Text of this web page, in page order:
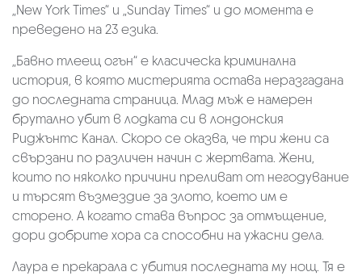
„New York Times“ и „Sunday Times“ и до момента е
преведено на 23 езика.
„Бавно тлеещ огън“ е класическа криминална
история, в която мистерията остава неразгадана
до последната страница. Млад мъж е намерен
брутално убит в лодката си в лондонския
Риджънтс Канал. Скоро се оказва, че три жени са
свързани по различен начин с жертвата. Жени,
които по няколко причини преливат от негодувание
и търсят възмездие за злото, което им е
сторено. А когато става въпрос за отмъщение,
дори добрите хора са способни на ужасни дела.
Лаура е прекарала с убития последната му нощ. Тя е